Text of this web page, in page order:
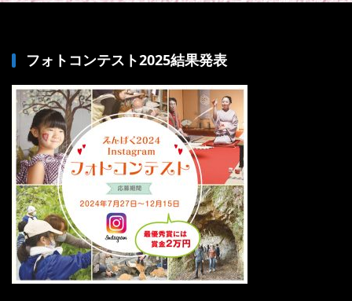
フォトコンテスト2025結果発表